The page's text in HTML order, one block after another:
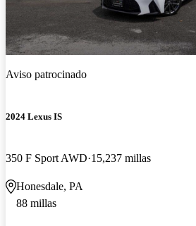
Aviso patrocinado
2024 Lexus IS
350 F Sport AWD 15,237 millas
Honesdale, PA
88 millas